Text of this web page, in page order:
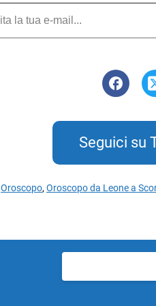
Seguici su
Oroscopo,Oroscopo da Leone a
per: